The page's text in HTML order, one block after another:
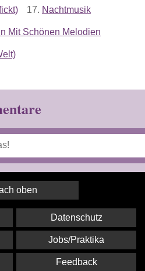
17. Nachtmusik
Mit Schönen Melodien
oben
Datenschutz
Jobs/Praktika
Feedback